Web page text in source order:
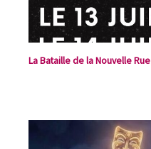
La Bataille de la Nouvelle Rue